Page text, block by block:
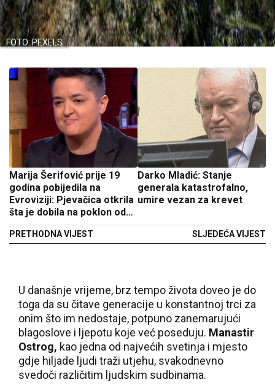
FOTO: PEXELS
Marija Šerifović prije 19
godina pobijedila na
Evroviziji: Pjevačica otkrila
šta je dobila na poklon od
predsjednika
PRETHODNA VIJEST
Darko Mladić: Stanje
generala katastrofalno,
umire vezan za krevet
SLJEDEĆA VIJEST
U današnje vrijeme, brz tempo života doveo je do
toga da su čitave generacije u konstantnoj trci za
onim što im nedostaje, potpuno zanemarujući
blagoslove i ljepotu koje već poseduju. Manastir
Ostrog, kao jedna od najvećih svetinja i mjesto
gdje hiljade ljudi traži utjehu, svakodnevno
svedoči različitim ljudskim sudbinama.